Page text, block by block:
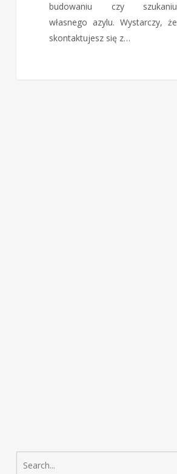
budowaniu czy szukaniu
własnego azylu. Wystarczy, że
skontaktujesz się z…